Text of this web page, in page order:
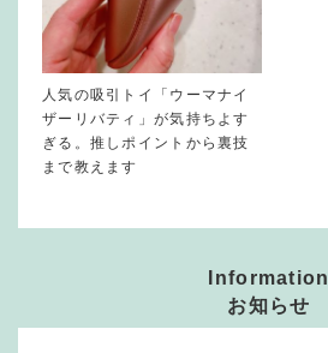
人気の吸引トイ「ウーマナイ
ザーリバティ」が気持ちよす
ぎる。推しポイントから裏技
まで教えます
Information
お知らせ